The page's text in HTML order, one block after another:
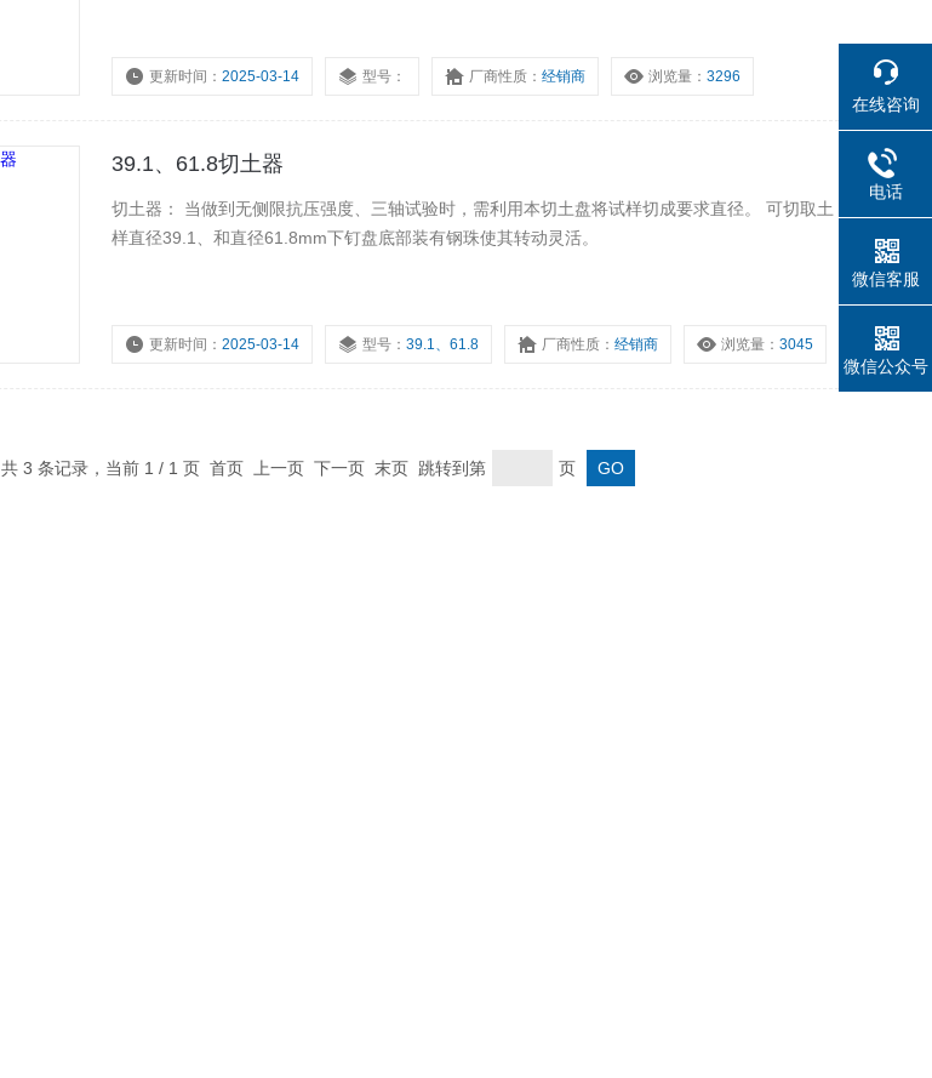
更新时间：2025-03-14 型号： 厂商性质：经销商 浏览量：3296
39.1、61.8切土器
切土器： 当做到无侧限抗压强度、三轴试验时，需利用本切土盘将试样切成要求直径。 可切取土
样直径39.1、和直径61.8mm下钉盘底部装有钢珠使其转动灵活。
更新时间：2025-03-14 型号：39.1、61.8 厂商性质：经销商 浏览量：3045
共 3 条记录，当前 1 / 1 页 首页 上一页 下一页 末页 跳转到第 页
在线咨询
电话
微信客服
微信公众号